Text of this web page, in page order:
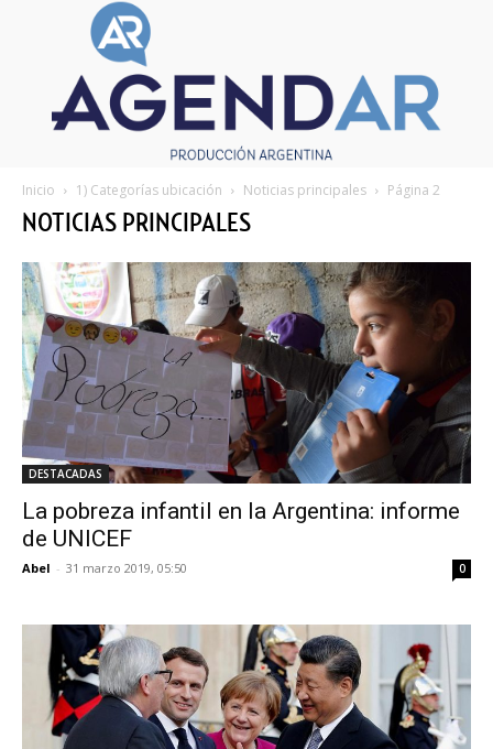
Inicio 1) Categorías ubicación Noticias principales Página 2
NOTICIAS PRINCIPALES
DESTACADAS
La pobreza infantil en la Argentina: informe
de UNICEF
Abel - 31 marzo 2019, 05:50 0